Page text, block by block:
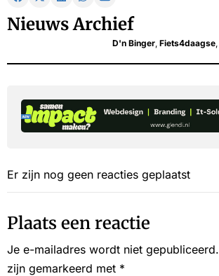
Nieuws Archief
D'n Binger Fiets4daagse
Er zijn nog geen reacties geplaatst
Plaats een reactie
Je e-mailadres wordt niet gepubliceerd.
zijn gemarkeerd met *